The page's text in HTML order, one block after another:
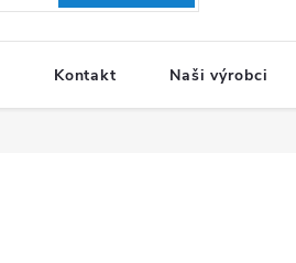
Kontakt Naši výrobci